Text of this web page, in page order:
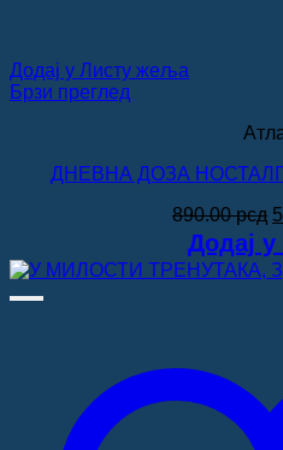
Додај у Листу жеља
Брзи преглед
ДНЕВНА ДОЗА
890.00рсд
Додај у